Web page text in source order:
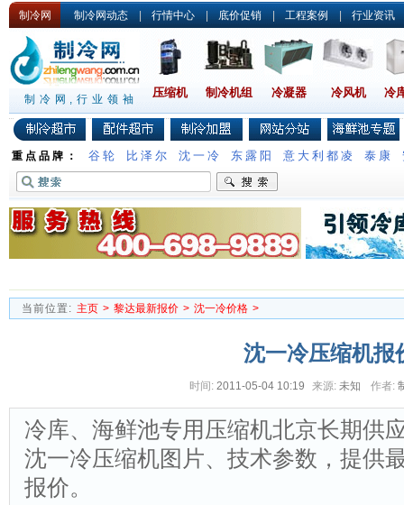
制冷网 制冷网动态 | 行情中心 | 底价促销 | 工程案例 | 行业资讯
制冷网,行业领袖 压缩机 制冷机组 冷凝器 冷风机 冷
重点品牌： 谷轮 比泽尔 沈一冷 东露阳 意大利都凌 泰康
当前位置: 主页 > 黎达最新报价 > 沈一冷价格 >
沈一冷压缩机报
时间: 2011-05-04 10:19 来源: 未知 作者:
冷库、海鲜池专用压缩机北京长期供
沈一冷压缩机图片、技术参数，提供
报价。